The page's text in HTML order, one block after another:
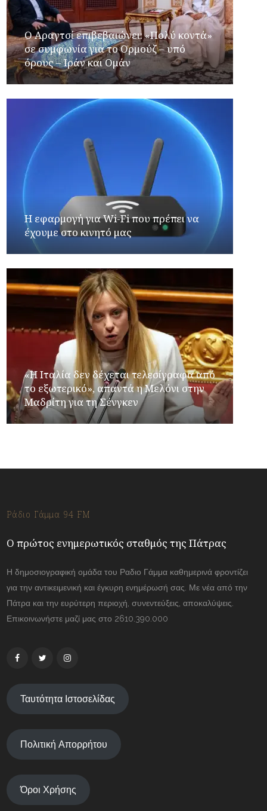
Ο Αραγτσί επιβεβαιώνει: «Πολύ κοντά»
σε συμφωνία για το Ορμούζ – υπό
όρους – Ιράν και Ομάν
Η εφαρμογή για Wi-Fi που πρέπει να
έχουμε στο κινητό μας
«Η Ιταλία δεν δέχεται τελεσίγραφα από
το εξωτερικό», απαντά η Μελόνι στην
Μαδρίτη για τη Σένγκεν
Ράδιο Γάμμα 94 FM
Ο πρώτος ενημερωτικός σταθμός της Πάτρας
Η δημοσιογραφική ομάδα του Ραδιο Γάμμα καθημερινά φροντίζει
για την αντικειμενική και έγκυρη ενημέρωσή σας. Με νέα από την
Πάτρα και την ευρύτερη περιοχή, συνεντεύξεις, αποκαλύψεις.
Επικοινωνήστε μαζί μας στο 2610.390.000
Ταυτότητα Ιστοσελίδας
Πολιτική Απορρήτου
Όροι Χρήσης